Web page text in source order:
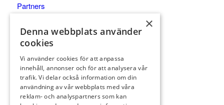
Partners
MAT & DRYCK
Al’s Corner
Event & festvåning VY
Bistro Bryggan
×
Denna webbplats använder
cookies
Vi använder cookies för att anpassa
innehåll, annonser och för att analysera vår
trafik. Vi delar också information om din
användning av vår webbplats med våra
reklam- och analyspartners som kan